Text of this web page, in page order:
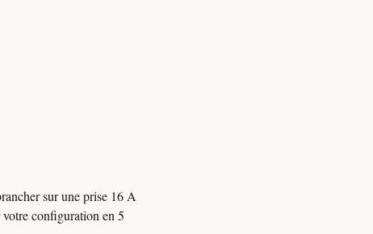
sur une prise 16 A
configuration en 5